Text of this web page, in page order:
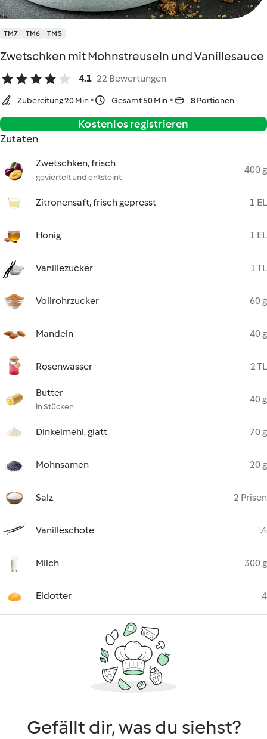
TM7 TM6 TM5
Zwetschken mit Mohnstreuseln und Vanillesauce
4.1 22 Bewertungen
Zubereitung 20 Min Gesamt 50 Min 8 Portionen
Kostenlos registrieren
Zutaten
Zwetschken, frisch
geviertelt und entsteint
400 g
Zitronensaft, frisch gepresst 1 EL
Honig 1 EL
Vanillezucker 1 TL
Vollrohrzucker 60 g
Mandeln 40 g
Rosenwasser 2 TL
Butter
in Stücken
40 g
Dinkelmehl, glatt 70 g
Mohnsamen 20 g
Salz 2 Prisen
Vanilleschote ½
Milch 300 g
Eidotter 4
Gefällt dir, was du siehst?